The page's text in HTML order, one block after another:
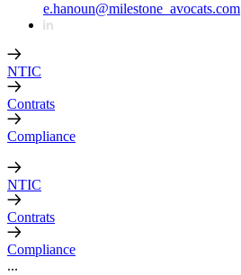
e.hanoun@milestone_avocats.com
NTIC
Contrats
Compliance
NTIC
Contrats
Compliance
...